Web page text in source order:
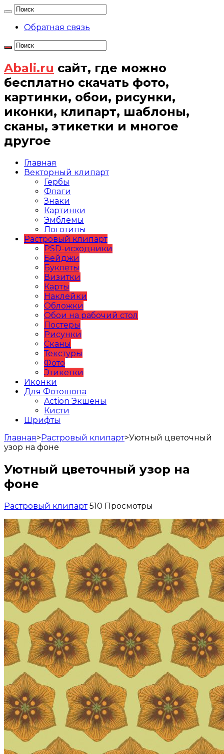
Обратная связь
Abali.ru сайт, где можно
бесплатно скачать фото,
картинки, обои, рисунки,
иконки, клипарт, шаблоны,
сканы, этикетки и многое
другое
Главная
Векторный клипарт
Гербы
Флаги
Знаки
Картинки
Эмблемы
Логотипы
Растровый клипарт
PSD-исходники
Бейджи
Буклеты
Визитки
Карты
Наклейки
Обложки
Обои на рабочий стол
Постеры
Рисунки
Сканы
Текстуры
Фото
Этикетки
Иконки
Для Фотошопа
Action Экшены
Кисти
Шрифты
Главная>Растровый клипарт>Уютный цветочный
узор на фоне
Уютный цветочный узор на
фоне
Растровый клипарт 510 Просмотры